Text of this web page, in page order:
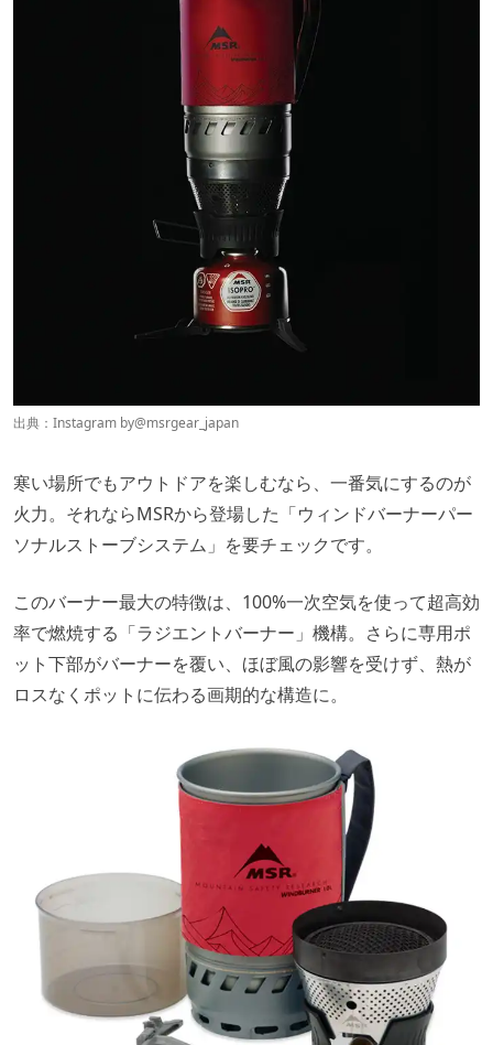
出典：Instagram by@msrgear_japan
寒い場所でもアウトドアを楽しむなら、一番気にするのが
火力。それならMSRから登場した「ウィンドバーナーパー
ソナルストーブシステム」を要チェックです。
このバーナー最大の特徴は、100%一次空気を使って超高効
率で燃焼する「ラジエントバーナー」機構。さらに専用ポ
ット下部がバーナーを覆い、ほぼ風の影響を受けず、熱が
ロスなくポットに伝わる画期的な構造に。